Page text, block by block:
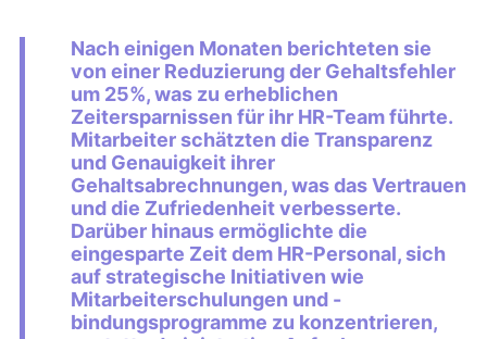
Nach einigen Monaten berichteten sie
von einer Reduzierung der Gehaltsfehler
um 25%, was zu erheblichen
Zeitersparnissen für ihr HR-Team führte.
Mitarbeiter schätzten die Transparenz
und Genauigkeit ihrer
Gehaltsabrechnungen, was das Vertrauen
und die Zufriedenheit verbesserte.
Darüber hinaus ermöglichte die
eingesparte Zeit dem HR-Personal, sich
auf strategische Initiativen wie
Mitarbeiterschulungen und -
bindungsprogramme zu konzentrieren,